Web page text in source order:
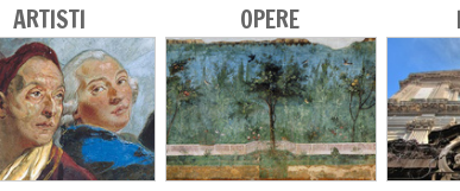
ARTISTI OPERE